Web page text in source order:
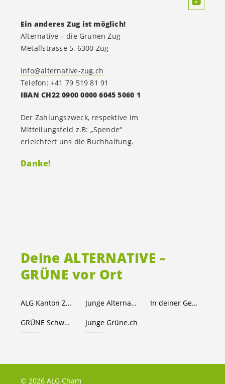
Deine ALTERNATIVE –
GRÜNE vor Ort
ALG Kanton Zug Junge Alternative JA! In deiner Gemeinde
GRÜNE Schweiz Junge Grüne.ch
Ein anderes Zug ist möglich!
Alternative – die Grünen Zug
Metallstrasse 5, 6300 Zug
info@alternative-zug.ch
Telefon: +41 79 519 81 91
IBAN CH22 0900 0000 6045 5060 1
Der Zahlungszweck, respektive im
Mitteilungsfeld z.B: „Spende“
erleichtert uns die Buchhaltung.
Danke!
© 2026 ALG Cham